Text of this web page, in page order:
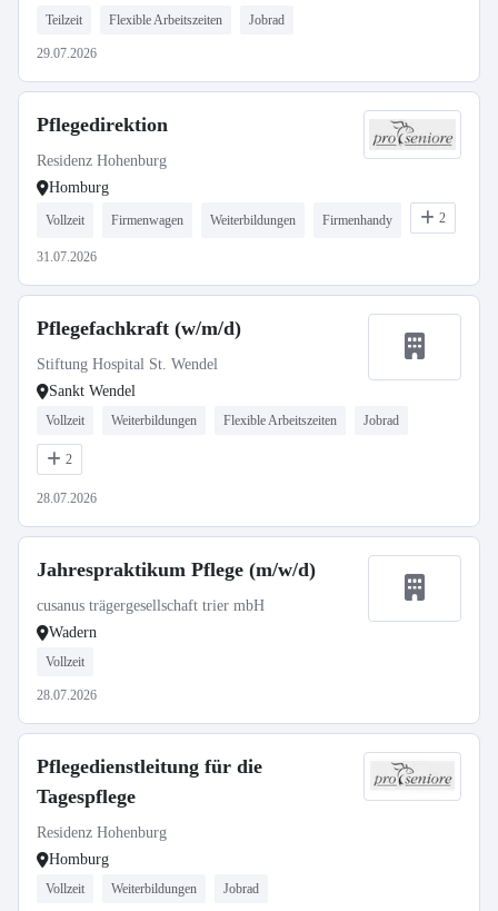
Teilzeit Flexible Arbeitszeiten Jobrad
29.07.2026
Pflegedirektion
Residenz Hohenburg
Homburg
Vollzeit Firmenwagen Weiterbildungen Firmenhandy 2
31.07.2026
Pflegefachkraft (w/m/d)
Stiftung Hospital St. Wendel
Sankt Wendel
Vollzeit Weiterbildungen Flexible Arbeitszeiten Jobrad
2
28.07.2026
Jahrespraktikum Pflege (m/w/d)
cusanus trägergesellschaft trier mbH
Wadern
Vollzeit
28.07.2026
Pflegedienstleitung für die
Tagespflege
Residenz Hohenburg
Homburg
Vollzeit Weiterbildungen Jobrad